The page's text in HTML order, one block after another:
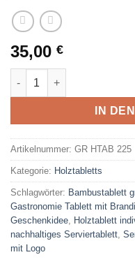
35,00 €
Graviertes Tablett für
IN
Artikelnummer: GR HTAB 225
Kategorie: Holztabletts
Schlagwörter: Bambustablett
Gastronomie Tablett mit
Geschenkidee, Holztablett
nachhaltiges Serviertablett,
mit Logo